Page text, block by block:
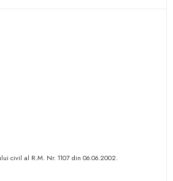
civil al R.M. Nr. 1107 din 06.06.2002.